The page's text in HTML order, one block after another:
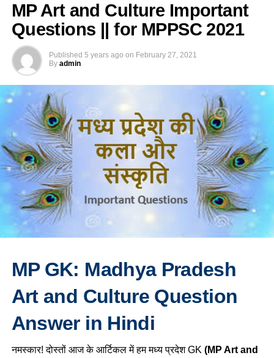
MP Art and Culture Important
Questions || for MPPSC 2021
Published 5 years ago on February 27, 2021
By admin
MP GK: Madhya Pradesh
Art and Culture Question
Answer in Hindi
नमस्कार! दोस्तों आज के आर्टिकल में हम मध्य प्रदेश GK (MP Art and